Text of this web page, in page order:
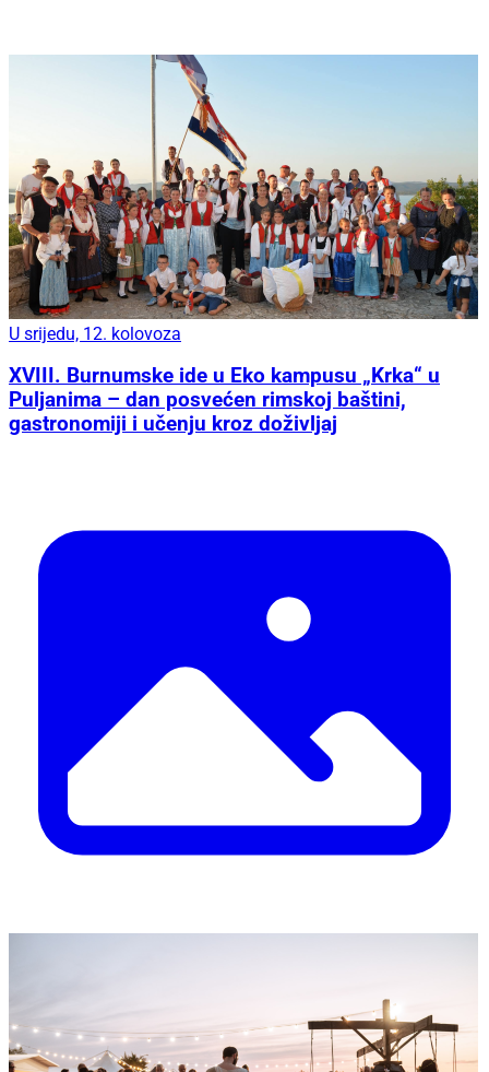
U srijedu, 12. kolovoza
XVIII. Burnumske ide u Eko kampusu „Krka“ u
Puljanima – dan posvećen rimskoj baštini,
gastronomiji i učenju kroz doživljaj